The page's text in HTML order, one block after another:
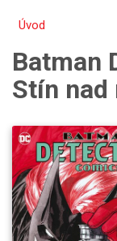
Úvod
Batman
Stín nad